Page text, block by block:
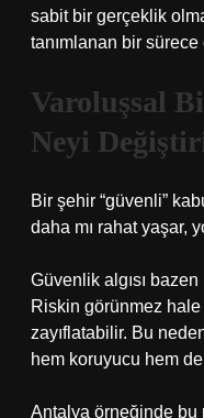
sabit bir gerçeklik
tanımlanan bir sürece
Varoluşsal
Neyi
Bir şehir “güvenli”
daha mı rahat yaşar,
Güvenlik algısı
Riskin görünmez hale
zayıflatabilir. Bu
hem koruyucu hem de
Antalya örneğinde bu